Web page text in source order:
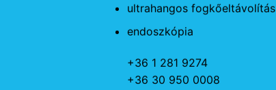
ultrahangos fogkőeltávolítás
endoszkópia
+36 1 281 9274
+36 30 950 0008